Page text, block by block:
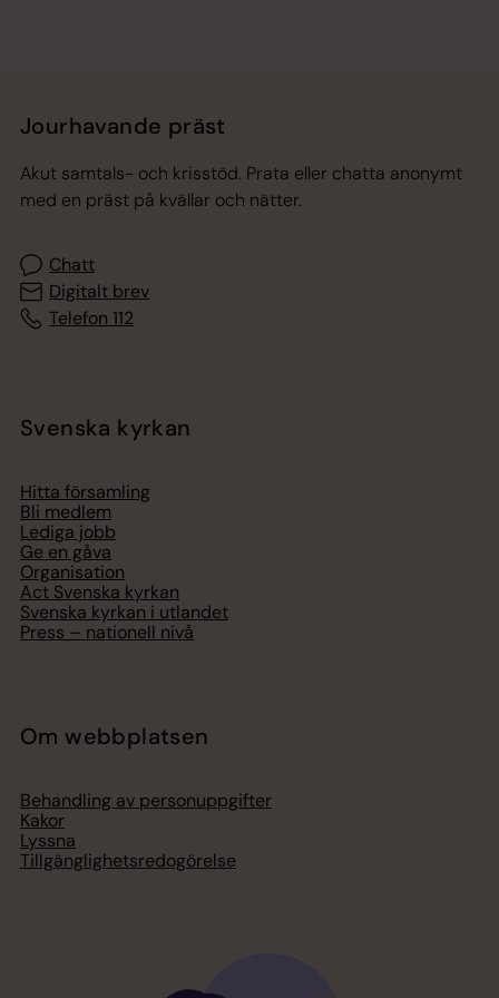
Jourhavande präst
Akut samtals- och krisstöd. Prata eller chatta anonymt
med en präst på kvällar och nätter.
Chatt
Digitalt brev
Telefon 112
Svenska kyrkan
Hitta församling
Bli medlem
Lediga jobb
Ge en gåva
Organisation
Act Svenska kyrkan
Svenska kyrkan i utlandet
Press – nationell nivå
Om webbplatsen
Behandling av personuppgifter
Kakor
Lyssna
Tillgänglighetsredogörelse